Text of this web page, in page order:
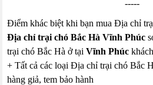
-----
Điểm khác biệt khi bạn mua Địa chỉ
Địa chỉ trại chó Bắc Hà Vĩnh Phúc
trại chó Bắc Hà ở tạiVĩnh Phúc
+ Tất cả các loại Địa chỉ trại chó Bắc
hàng giả, tem bảo hành